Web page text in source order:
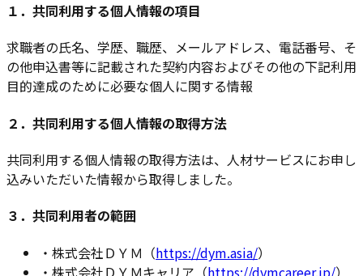
１．共同利用する個人情報の項目
求職者の氏名、学歴、職歴、メールアドレス、電話番号、そ
の他申込書等に記載された契約内容およびその他の下記利用
目的達成のために必要な個人に関する情報
２．共同利用する個人情報の取得方法
共同利用する個人情報の取得方法は、人材サービスにお申し
込みいただいた情報から取得しました。
３．共同利用者の範囲
・ 株式会社ＤＹＭ（https://dym.asia/）
・ 株式会社ＤＹＭキャリア（https://dymcareer.jp/）